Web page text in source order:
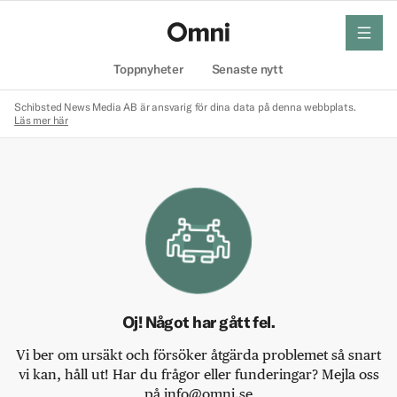
Toppnyheter Senaste nytt
meny
Schibsted News Media AB är ansvarig för dina data på denna webbplats.
Läs mer här
Oj! Något har gått fel.
Vi ber om ursäkt och försöker åtgärda problemet så snart
vi kan, håll ut! Har du frågor eller funderingar? Mejla oss